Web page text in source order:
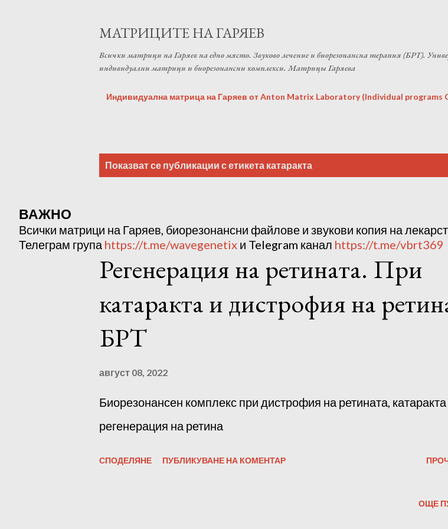
МАТРИЦИТЕ НА ГАРЯЕВ
Всички матрици на Гаряев на едно място. Звуково лечение и биорезонансна терапия (БРТ).
индивидуални матрици и биорезонансни комплекси. Матрицы Гаряева
Индивидуална матрица на Гаряев от Anton Matrix Laboratory (Individual programs
б
л
и
Показват се публикации с етикета катаракта
ВАЖНО
Всички матрици на Гаряев, биорезонансни файлове и звукови копия на
Телеграм група https://t.me/wavegenetix и Telegram канал https://t.me/vbrt369
Регенерация на ретината. При
катаракта и дистрофия на
БРТ
август 08, 2022
Биорезонансен комплекс при дистрофия на ретината, катаракта
регенерация на ретина
СПОДЕЛЯНЕ ПУБЛИКУВАНЕ НА КОМЕНТАР
ОЩЕ